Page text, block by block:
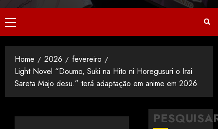
Home 2026
fevereiro
Light Novel “Doumo, Suki na Hito ni Horegusuri o Irai
Sareta Majo desu.” terá adaptação em anime em 2026